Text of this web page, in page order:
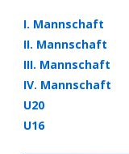
I. Mannschaft
II. Mannschaft
III. Mannschaft
IV. Mannschaft
U20
U16